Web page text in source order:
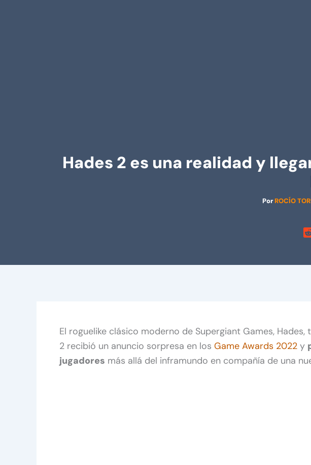
Hades 2 es una realidad y
PorROCÍO
El roguelike clásico moderno de Supergiant Games, Hades,
2 recibió un anuncio sorpresa en los Game Awards 2022 y
jugadores más allá del inframundo en compañía de una